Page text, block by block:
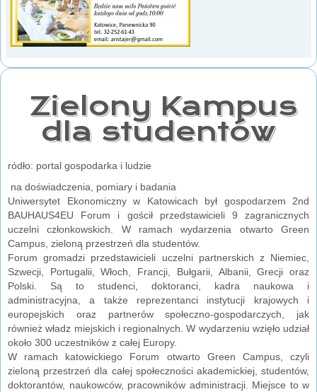
Zielony Kampus
dla studentów
ródło: portal gospodarka i ludzie
na doświadczenia, pomiary i badania
Uniwersytet Ekonomiczny w Katowicach był gospodarzem 2nd
BAUHAUS4EU Forum i gościł przedstawicieli 9 zagranicznych
uczelni członkowskich. W ramach wydarzenia otwarto Green
Campus, zieloną przestrzeń dla studentów.
Forum gromadzi przedstawicieli uczelni partnerskich z Niemiec,
Szwecji, Portugalii, Włoch, Francji, Bułgarii, Albanii, Grecji oraz
Polski. Są to studenci, doktoranci, kadra naukowa i
administracyjna, a także reprezentanci instytucji krajowych i
europejskich oraz partnerów społeczno-gospodarczych, jak
również władz miejskich i regionalnych. W wydarzeniu wzięło udział
około 300 uczestników z całej Europy.
W ramach katowickiego Forum otwarto Green Campus, czyli
zieloną przestrzeń dla całej społeczności akademickiej, studentów,
doktorantów, naukowców, pracowników administracji. Miejsce to w